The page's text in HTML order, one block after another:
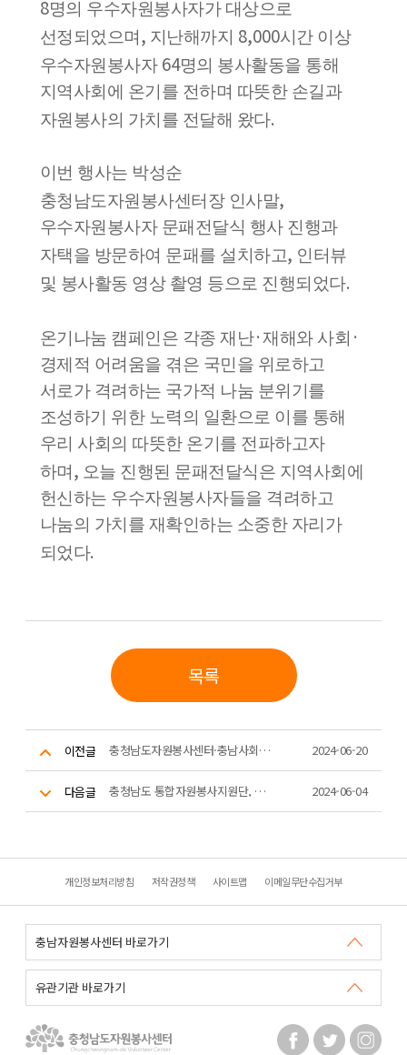
8명의 우수자원봉사자가 대상으로
선정되었으며 , 지난해까지 8,000시간 이상
우수자원봉사자 64명의 봉사활동을 통해
지역사회에 온기를 전하며 따뜻한 손길과
자원봉사의 가치를 전달해 왔다.
이번 행사는 박성순
충청남도자원봉사센터장 인사말,
우수자원봉사자 문패전달식 행사 진행과
자택을 방문하여 문패를 설치하고, 인터뷰
및 봉사활동 영상 촬영 등으로 진행되었다.
온기나눔 캠페인은 각종 재난·재해와 사회 ·
경제적 어려움을 겪은 국민을 위로하고
서로가 격려하는 국가적 나눔 분위기를
조성하기 위한 노력의 일환으로 이를 통해
우리 사회의 따뜻한 온기를 전파하고자
하며 , 오늘 진행된 문패전달식은 지역사회에
헌신하는 우수자원봉사자들을 격려하고
나눔의 가치를 재확인하는 소중한 자리가
되었다.
목록
이전글 충청남도자원봉사센터·충남사회혁신센터, '자원봉사활성화'업무협약 2024-06-20
다음글 충청남도 통합자원봉사지원단, 여름철 집중호우 대비 빗물받이 캠페인 전 2024-06-04
개인정보처리방침 저작권정책 사이트맵 이메일무단수집거부